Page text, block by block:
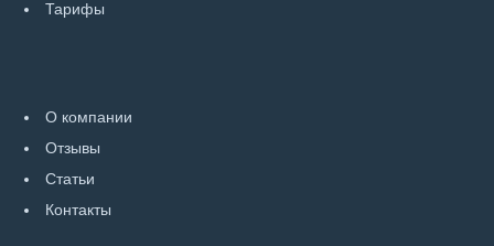
Тарифы
О компании
Отзывы
Статьи
Контакты